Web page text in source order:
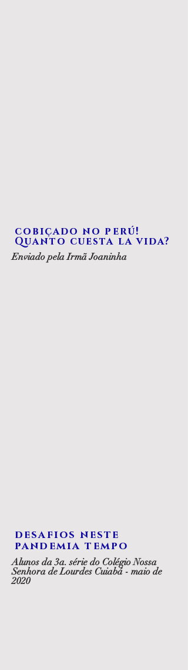
cobiçado no perú!
Quanto cuesta la vida?
Enviado pela Irmã Joaninha
desafios neste
pandemia tempo
Alunos da 3a. série do Colégio Nossa
Senhora de Lourdes Cuiabá - maio de
2020